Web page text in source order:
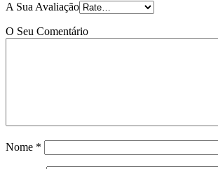
A Sua Avaliação
O Seu Comentário
Nome *